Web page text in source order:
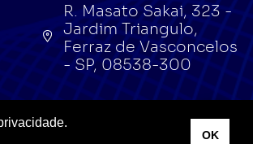
R. Masato Sakai, 323 -
Jardim Triangulo,
Ferraz de Vasconcelos
- SP, 08538-300
OK